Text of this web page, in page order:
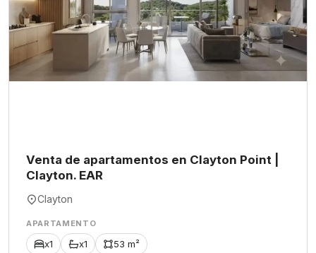
Venta de apartamentos en Clayton Point |
Clayton. EAR
Clayton
APARTAMENTO
x1 x1 53 m²